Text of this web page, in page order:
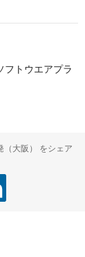
フトウエアプラ
（大阪） をシェア